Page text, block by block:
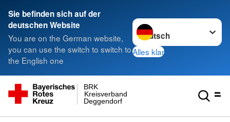
Sie befinden sich auf der
deutschen Website
You are on the German website,
you can use the switch to switch to
the English one
Sprache wechseln zu
Alles klar
Deggendorf
Kreisverband
BRK